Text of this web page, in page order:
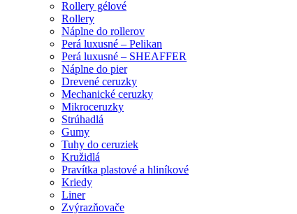
Rollery gélové
Rollery
Náplne do rollerov
Perá luxusné – Pelikan
Perá luxusné – SHEAFFER
Náplne do pier
Drevené ceruzky
Mechanické ceruzky
Mikroceruzky
Strúhadlá
Gumy
Tuhy do ceruziek
Kružidlá
Pravítka plastové a hliníkové
Kriedy
Liner
Zvýrazňovače